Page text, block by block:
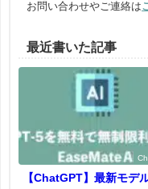
お問い合わせやご連絡は
最近書いた記事
【ChatGPT】最新モデ